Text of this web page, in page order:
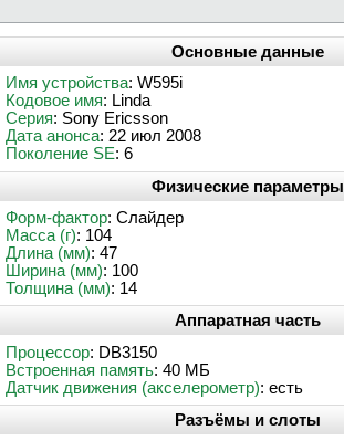
Основные данные
Имя устройства: W595i
Кодовое имя: Linda
Серия: Sony Ericsson
Дата анонса: 22 июл 2008
Поколение SE: 6
Физические параметры
Форм-фактор: Слайдер
Масса (г): 104
Длина (мм): 47
Ширина (мм): 100
Толщина (мм): 14
Аппаратная часть
Процессор: DB3150
Встроенная память: 40 МБ
Датчик движения (акселерометр): есть
Разъёмы и слоты